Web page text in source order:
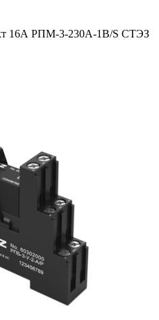
16А РПМ-3-230A-1В/S СТЭЗ